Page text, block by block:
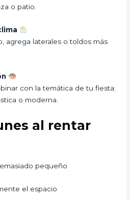
o patio.
agrega laterales o toldos más
con la temática de tu fiesta:
o moderna.
al rentar
pequeño
el espacio